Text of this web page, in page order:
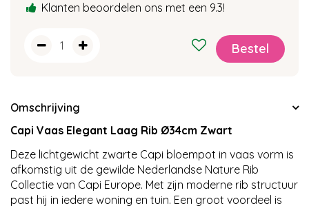
Klanten beoordelen ons met een 9.3!
Omschrijving
Capi Vaas Elegant Laag Rib Ø34cm Zwart
Deze lichtgewicht zwarte Capi bloempot in vaas vorm is
afkomstig uit de gewilde Nederlandse Nature Rib
Collectie van Capi Europe. Met zijn moderne rib structuur
past hij in iedere woning en tuin. Een groot voordeel is